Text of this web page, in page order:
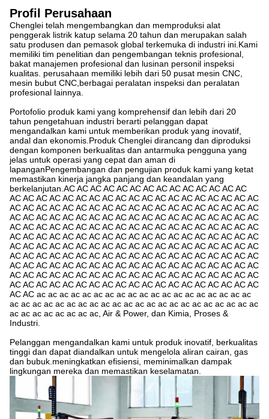
Profil Perusahaan
Chenglei telah mengembangkan dan memproduksi alat
penggerak listrik katup selama 20 tahun dan merupakan salah
satu produsen dan pemasok global terkemuka di industri ini.Kami
memiliki tim penelitian dan pengembangan teknis profesional,
bakat manajemen profesional dan lusinan personil inspeksi
kualitas. perusahaan memiliki lebih dari 50 pusat mesin CNC,
mesin bubut CNC,berbagai peralatan inspeksi dan peralatan
profesional lainnya.
Portofolio produk kami yang komprehensif dan lebih dari 20
tahun pengetahuan industri berarti pelanggan dapat
mengandalkan kami untuk memberikan produk yang inovatif,
andal dan ekonomis.Produk Chenglei dirancang dan diproduksi
dengan komponen berkualitas dan antarmuka pengguna yang
jelas untuk operasi yang cepat dan aman di
lapanganPengembangan dan pengujian produk kami yang ketat
memastikan kinerja jangka panjang dan keandalan yang
berkelanjutan.AC AC AC AC AC AC AC AC AC AC AC AC AC AC
AC AC AC AC AC AC AC AC AC AC AC AC AC AC AC AC AC AC AC
AC AC AC AC AC AC AC AC AC AC AC AC AC AC AC AC AC AC AC
AC AC AC AC AC AC AC AC AC AC AC AC AC AC AC AC AC AC AC
AC AC AC AC AC AC AC AC AC AC AC AC AC AC AC AC AC AC AC
AC AC AC AC AC AC AC AC AC AC AC AC AC AC AC AC AC AC AC
AC AC AC AC AC AC AC AC AC AC AC AC AC AC AC AC AC AC AC
AC AC AC AC AC AC AC AC AC AC AC AC AC AC AC AC AC AC AC
AC AC AC AC AC AC AC AC AC AC AC AC AC AC AC AC AC AC AC
AC AC AC AC AC AC AC AC AC AC AC AC AC AC AC AC AC AC AC
AC AC AC AC AC AC AC AC AC AC AC AC AC AC AC AC AC AC AC
AC AC ac ac ac ac ac ac ac ac ac ac ac ac ac ac ac ac ac ac ac
ac ac ac ac ac ac ac ac ac ac ac ac ac ac ac ac ac ac ac ac ac ac
ac ac ac ac ac ac ac ac, Air & Power, dan Kimia, Proses &
Industri.
Pelanggan mengandalkan kami untuk produk inovatif, berkualitas
tinggi dan dapat diandalkan untuk mengelola aliran cairan, gas
dan bubuk.meningkatkan efisiensi, meminimalkan dampak
lingkungan mereka dan memastikan keselamatan.